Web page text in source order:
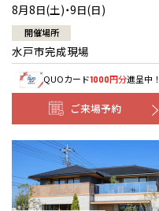
8月8日(土)・9日(日)
開催場所
水戸市完成現場
QUOカード1000円分進呈中！
ご来場予約